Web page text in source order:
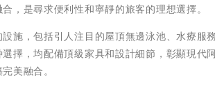
，是尋求便利性和寧靜的旅客的理想選擇。
施，包括引人注目的屋頂無邊泳池、水療服
擇，均配備頂級家具和設計細節，彰顯現
美融合。